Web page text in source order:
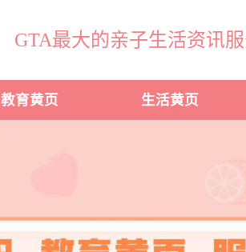
GTA最大的亲子生活资讯
教育黄页 生活黄页